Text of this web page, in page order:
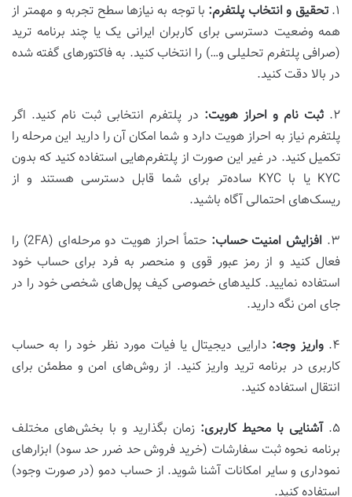
۱. تحقیق و انتخاب پلتفرم: با توجه به نیازها سطح تجربه و مهمتر از
همه وضعیت دسترسی برای کاربران ایرانی یک یا چند برنامه ترید
(صرافی پلتفرم تحلیلی و…) را انتخاب کنید. به فاکتورهای گفته شده
در بالا دقت کنید.
۲. ثبت نام و احراز هویت: در پلتفرم انتخابی ثبت نام کنید. اگر
پلتفرم نیاز به احراز هویت دارد و شما امکان آن را دارید این مرحله را
تکمیل کنید. در غیر این صورت از پلتفرم‌هایی استفاده کنید که بدون
KYC یا با KYC ساده‌تر برای شما قابل دسترسی هستند و از
ریسک‌های احتمالی آگاه باشید.
۳. افزایش امنیت حساب:
حتماً احراز هویت دو مرحله‌ای (2FA) را
فعال کنید و از رمز عبور قوی و منحصر به فرد برای حساب خود
استفاده نمایید. کلیدهای خصوصی کیف پول‌های شخصی خود را در
جای امن نگه دارید.
۴. واریز وجه: دارایی دیجیتال یا فیات مورد نظر خود را به حساب
کاربری در برنامه ترید واریز کنید. از روش‌های امن و مطمئن برای
انتقال استفاده کنید.
۵. آشنایی با محیط کاربری: زمان بگذارید و با بخش‌های مختلف
برنامه نحوه ثبت سفارشات (خرید فروش حد ضرر حد سود) ابزارهای
نموداری و سایر امکانات آشنا شوید. از حساب دمو (در صورت وجود)
استفاده کنید.